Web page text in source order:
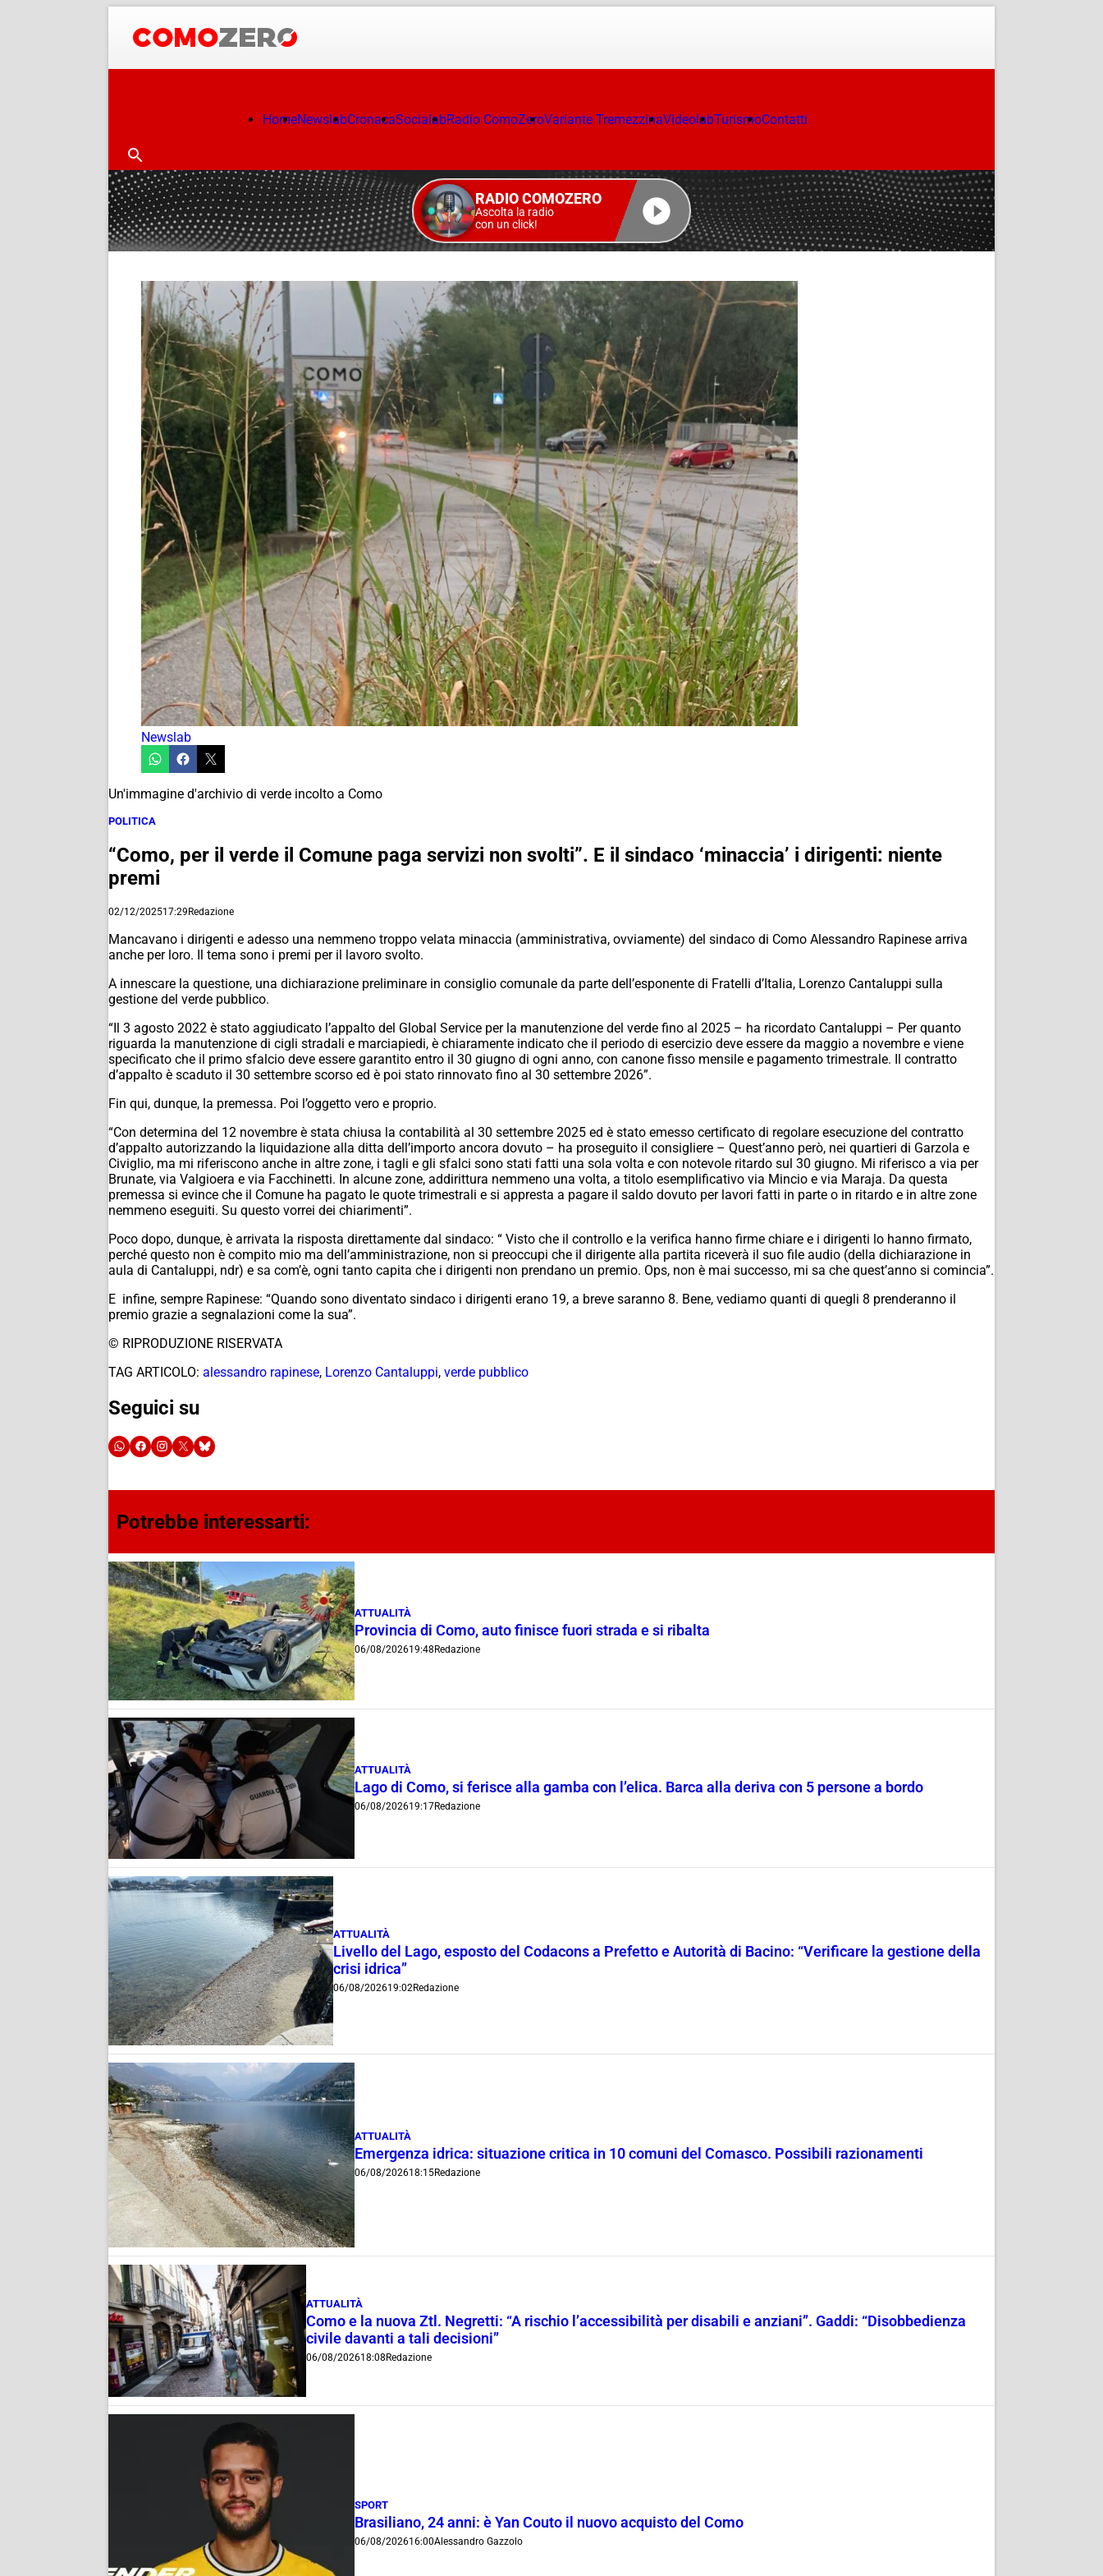
HomeNewslabCronacaSocialabRadio ComoZeroVariante TremezzinaVideolabTurismoContatti
RADIO COMOZERO
Ascolta la radio
con un click!
Newslab
Un'immagine d'archivio di verde incolto a Como
POLITICA
“Como, per il verde il Comune paga servizi non svolti”. E il sindaco ‘minaccia’ i dirigenti: niente
premi
02/12/202517:29Redazione
Mancavano i dirigenti e adesso una nemmeno troppo velata minaccia (amministrativa, ovviamente) del sindaco di Como Alessandro Rapinese arriva
anche per loro. Il tema sono i premi per il lavoro svolto.
A innescare la questione, una dichiarazione preliminare in consiglio comunale da parte dell’esponente di Fratelli d’Italia, Lorenzo Cantaluppi sulla
gestione del verde pubblico.
“Il 3 agosto 2022 è stato aggiudicato l’appalto del Global Service per la manutenzione del verde fino al 2025 – ha ricordato Cantaluppi – Per quanto
riguarda la manutenzione di cigli stradali e marciapiedi, è chiaramente indicato che il periodo di esercizio deve essere da maggio a novembre e viene
specificato che il primo sfalcio deve essere garantito entro il 30 giugno di ogni anno, con canone fisso mensile e pagamento trimestrale. Il contratto
d’appalto è scaduto il 30 settembre scorso ed è poi stato rinnovato fino al 30 settembre 2026”.
Fin qui, dunque, la premessa. Poi l’oggetto vero e proprio.
“Con determina del 12 novembre è stata chiusa la contabilità al 30 settembre 2025 ed è stato emesso certificato di regolare esecuzione del contratto
d’appalto autorizzando la liquidazione alla ditta dell’importo ancora dovuto – ha proseguito il consigliere – Quest’anno però, nei quartieri di Garzola e
Civiglio, ma mi riferiscono anche in altre zone, i tagli e gli sfalci sono stati fatti una sola volta e con notevole ritardo sul 30 giugno. Mi riferisco a via per
Brunate, via Valgioera e via Facchinetti. In alcune zone, addirittura nemmeno una volta, a titolo esemplificativo via Mincio e via Maraja. Da questa
premessa si evince che il Comune ha pagato le quote trimestrali e si appresta a pagare il saldo dovuto per lavori fatti in parte o in ritardo e in altre zone
nemmeno eseguiti. Su questo vorrei dei chiarimenti”.
Poco dopo, dunque, è arrivata la risposta direttamente dal sindaco: “ Visto che il controllo e la verifica hanno firme chiare e i dirigenti lo hanno firmato,
perché questo non è compito mio ma dell’amministrazione, non si preoccupi che il dirigente alla partita riceverà il suo file audio (della dichiarazione in
aula di Cantaluppi, ndr) e sa com’è, ogni tanto capita che i dirigenti non prendano un premio. Ops, non è mai successo, mi sa che quest’anno si comincia”.
E infine, sempre Rapinese: “Quando sono diventato sindaco i dirigenti erano 19, a breve saranno 8. Bene, vediamo quanti di quegli 8 prenderanno il
premio grazie a segnalazioni come la sua”.
© RIPRODUZIONE RISERVATA
TAG ARTICOLO: alessandro rapinese, Lorenzo Cantaluppi, verde pubblico
Seguici su
Potrebbe interessarti:
ATTUALITÀ
Provincia di Como, auto finisce fuori strada e si ribalta
06/08/202619:48 Redazione
ATTUALITÀ
Lago di Como, si ferisce alla gamba con l’elica. Barca alla deriva con 5 persone a bordo
06/08/202619:17Redazione
ATTUALITÀ
Livello del Lago, esposto del Codacons a Prefetto e Autorità di Bacino: “Verificare la gestione della
crisi idrica”
06/08/202619:02Redazione
ATTUALITÀ
Emergenza idrica: situazione critica in 10 comuni del Comasco. Possibili razionamenti
06/08/202618:15Redazione
ATTUALITÀ
Como e la nuova Ztl. Negretti: “A rischio l’accessibilità per disabili e anziani”. Gaddi: “Disobbedienza
civile davanti a tali decisioni”
06/08/202618:08Redazione
SPORT
Brasiliano, 24 anni: è Yan Couto il nuovo acquisto del Como
06/08/202616:00Alessandro Gazzolo